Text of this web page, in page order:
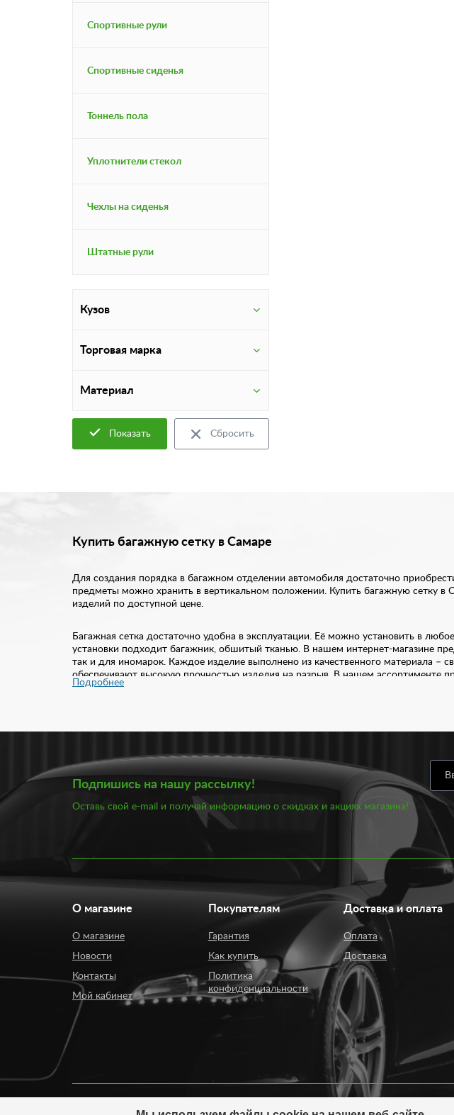
Спортивные рули
Спортивные сиденья
Тоннель пола
Уплотнители стекол
Чехлы на сиденья
Штатные рули
Кузов
Торговая марка
Материал
Показать Сбросить
Купить багажную сетку в Самаре
Для создания порядка в багажном отделении автомобиля достаточно
предметы можно хранить в вертикальном положении. Купить багажную сетку
изделий по доступной цене.
Багажная сетка достаточно удобна в эксплуатации. Её можно установить в
установки подходит багажник, обшитый тканью. В нашем интернет-магазине
так и для иномарок. Каждое изделие выполнено из качественного материала –
обеспечивают высокую прочностью изделия на разрыв. В нашем ассортименте
Карман.
Купить багажную сетку в нашем каталоге вы можете по вполне приемлемой
помогут наши специалисты. Установка не отнимет слишком много времени. В
заказ вы можете в любое удобное время, не выходя из дома или офиса.
Подробнее
Подпишись на нашу рассылку!
Оставь свой e-mail и получай информацию о скидках и акциях магазина!
О магазине
О магазине
Новости
Контакты
Мой кабинет
Покупателям
Гарантия
Как купить
Политика
конфиденциальности
Доставка и оплата
Оплата
Доставка